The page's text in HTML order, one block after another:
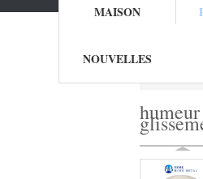
MAISON
NOUVELLES